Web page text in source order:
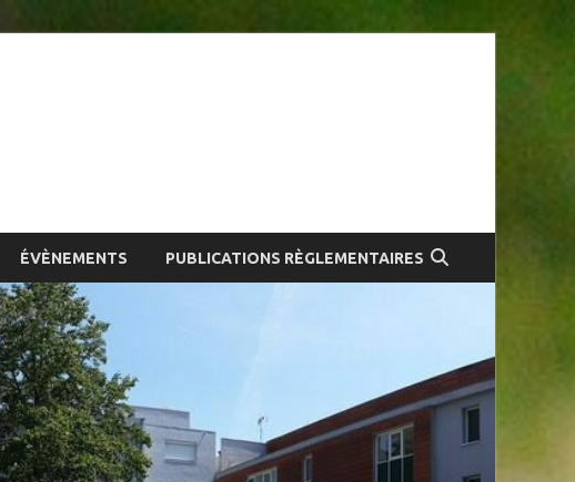
ÉVÈNEMENTS PUBLICATIONS RÈGLEMENTAIRES